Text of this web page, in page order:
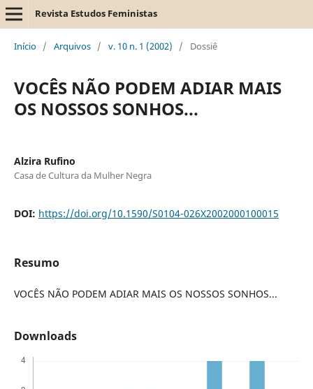
Revista Estudos Feministas
Início / Arquivos / v. 10 n. 1 (2002) / Dossiê
VOCÊS NÃO PODEM ADIAR MAIS
OS NOSSOS SONHOS...
Alzira Rufino
Casa de Cultura da Mulher Negra
DOI: https://doi.org/10.1590/S0104-026X2002000100015
Resumo
VOCÊS NÃO PODEM ADIAR MAIS OS NOSSOS SONHOS...
Downloads